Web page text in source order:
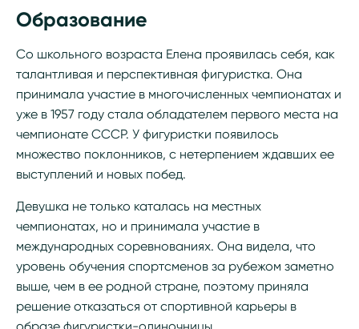
Образование
Со школьного возраста Елена проявилась себя, как
талантливая и перспективная фигуристка. Она
принимала участие в многочисленных чемпионатах и
уже в 1957 году стала обладателем первого места на
чемпионате СССР. У фигуристки появилось
множество поклонников, с нетерпением ждавших ее
выступлений и новых побед.
Девушка не только каталась на местных
чемпионатах, но и принимала участие в
международных соревнованиях. Она видела, что
уровень обучения спортсменов за рубежом заметно
выше, чем в ее родной стране, поэтому приняла
решение отказаться от спортивной карьеры в